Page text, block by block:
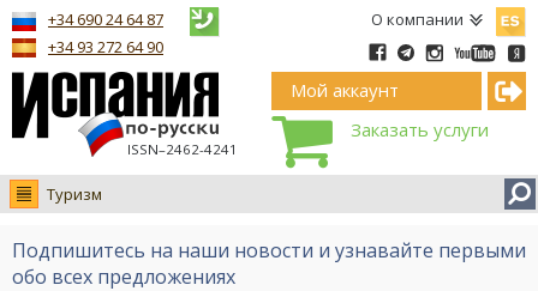
О компании
ISSN–2462-4241
+34 690 24 64 87
+34 93 272 64 90
Мой аккаунт
Заказать услуги
Туризм
Новости
Интервью
Подпишитесь на наши новости и узнавайте первыми
обо всех предложениях